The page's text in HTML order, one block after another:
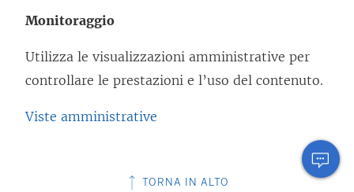
i
n
r
t
u
Monitoraggio
Utilizza le visualizzazioni amministrative per
controllare le prestazioni e l’uso del contenuto.
Viste amministrative
TORNA IN ALTO